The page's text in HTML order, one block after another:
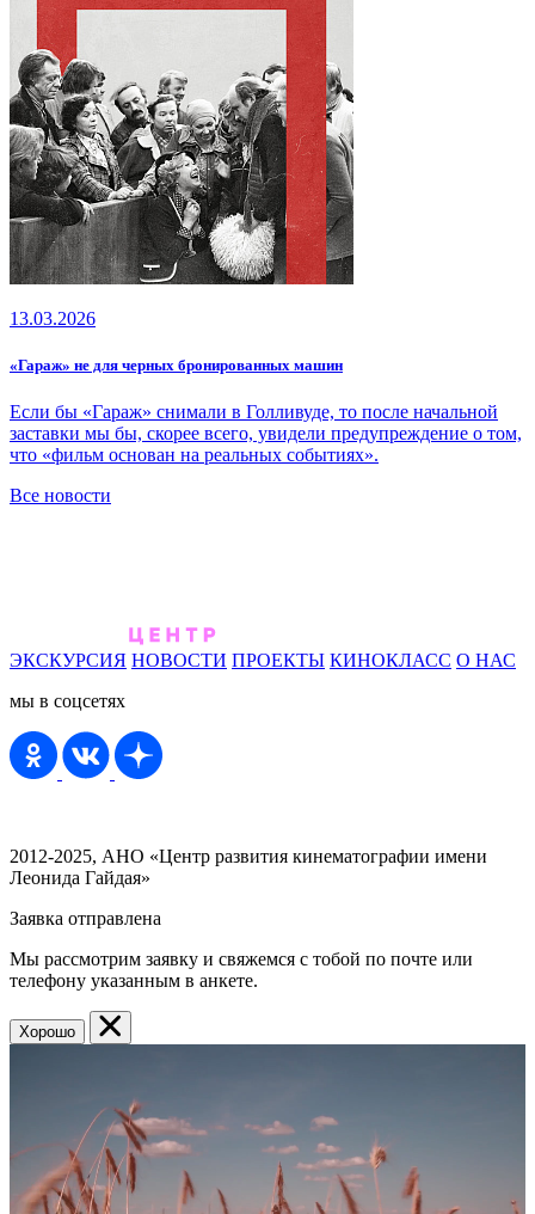
13.03.2026
«Гараж» не для черных бронированных машин
Если бы «Гараж» снимали в Голливуде, то после начальной
заставки мы бы, скорее всего, увидели предупреждение о том,
что «фильм основан на реальных событиях».
Все новости
ЭКСКУРСИЯ НОВОСТИ ПРОЕКТЫ КИНОКЛАСС О НАС
мы в соцсетях
2012-2025, АНО «Центр развития кинематографии имени
Леонида Гайдая»
Заявка отправлена
Мы рассмотрим заявку и свяжемся с тобой по почте или
телефону указанным в анкете.
Хорошо